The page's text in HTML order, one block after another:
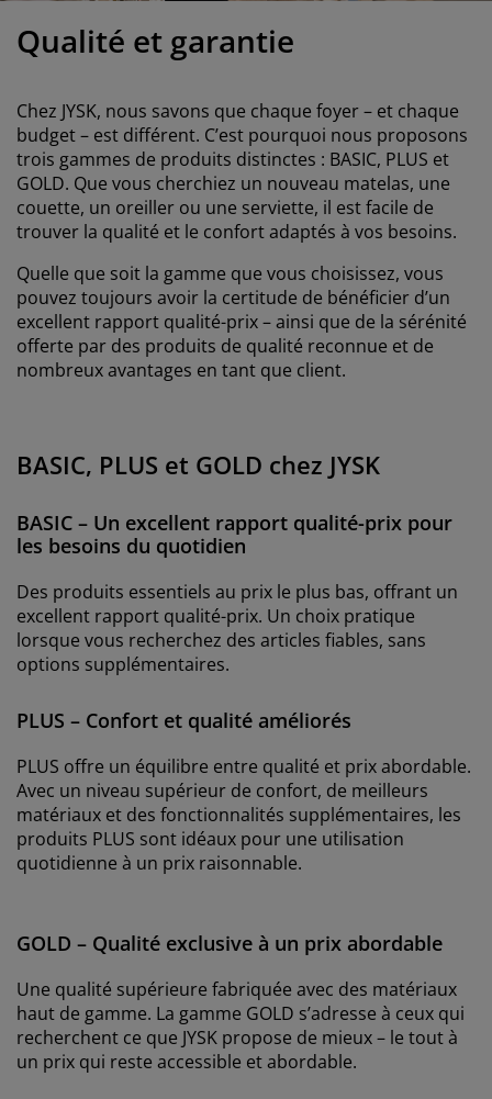
de chambre
enfants
entretien meubles
d'extérieur
et entretien
enfant
Qualité et garantie
Chez JYSK, nous savons que chaque foyer – et chaque
budget – est différent. C’est pourquoi nous proposons
trois gammes de produits distinctes : BASIC, PLUS et
GOLD. Que vous cherchiez un nouveau matelas, une
couette, un oreiller ou une serviette, il est facile de
trouver la qualité et le confort adaptés à vos besoins.
Quelle que soit la gamme que vous choisissez, vous
pouvez toujours avoir la certitude de bénéficier d’un
excellent rapport qualité-prix – ainsi que de la sérénité
offerte par des produits de qualité reconnue et de
nombreux avantages en tant que client.
BASIC, PLUS et GOLD chez JYSK
BASIC – Un excellent rapport qualité-prix pour
les besoins du quotidien
Des produits essentiels au prix le plus bas, offrant un
excellent rapport qualité-prix. Un choix pratique
lorsque vous recherchez des articles fiables, sans
options supplémentaires.
PLUS – Confort et qualité améliorés
PLUS offre un équilibre entre qualité et prix abordable.
Avec un niveau supérieur de confort, de meilleurs
matériaux et des fonctionnalités supplémentaires, les
produits PLUS sont idéaux pour une utilisation
quotidienne à un prix raisonnable.
GOLD – Qualité exclusive à un prix abordable
Une qualité supérieure fabriquée avec des matériaux
haut de gamme. La gamme GOLD s’adresse à ceux qui
recherchent ce que JYSK propose de mieux – le tout à
un prix qui reste accessible et abordable.